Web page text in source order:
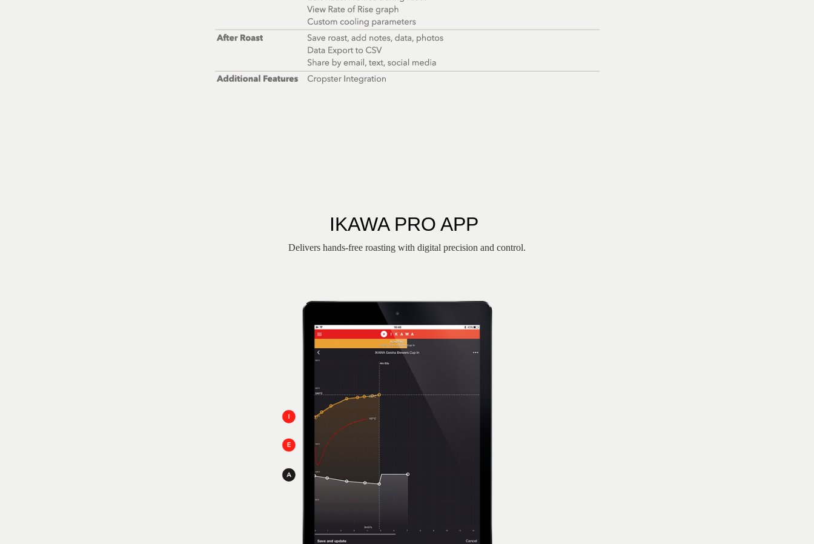
IKAWA PRO APP
Delivers hands-free roasting with digital precision and control.